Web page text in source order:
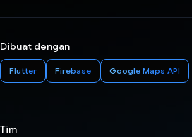
Dibuat dengan
Flutter Firebase Google Maps API
Tim